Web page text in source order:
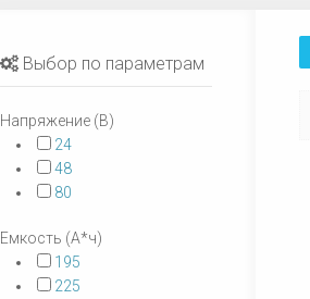
Выбор по параметрам
Напряжение (В)
24
48
80
Емкость (А*ч)
195
225